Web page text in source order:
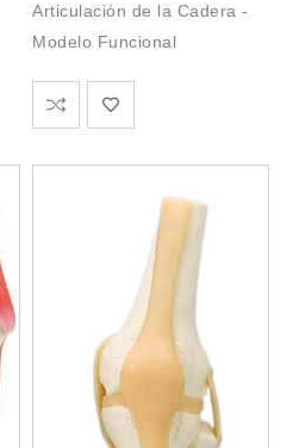
Articulación de la Cadera -
Modelo Funcional